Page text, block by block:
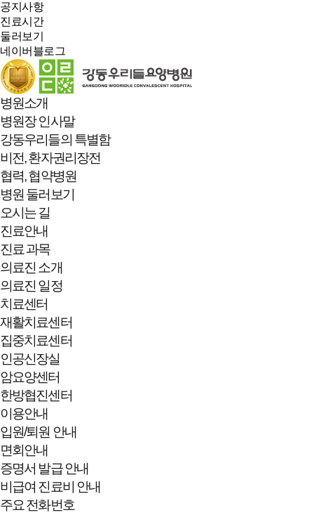
공지사항
진료시간
둘러보기
네이버블로그
병원소개
병원장 인사말
강동우리들의 특별함
비전, 환자권리장전
협력, 협약병원
병원 둘러보기
오시는 길
진료안내
진료 과목
의료진 소개
의료진 일정
치료센터
재활치료센터
집중치료센터
인공신장실
암요양센터
한방협진센터
이용안내
입원/퇴원 안내
면회안내
증명서 발급 안내
비급여 진료비 안내
주요 전화번호